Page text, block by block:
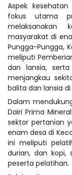
Aspek
fokus utama
melaksanakan
masyarakat di
Pungga-Pungga,
meliputi
dan lansia,
menjangkau
balita dan lansia
Dalam
Dairi Prima
sektor pertanian
enam desa di
ini meliputi
durian, dan kopi,
peserta pelatihan.